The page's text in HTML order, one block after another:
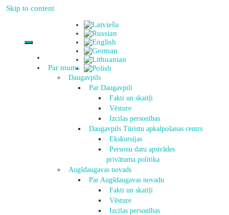
Skip to content
Par mums
Daugavpils
Par Daugavpili
Fakti un skaitļi
Vēsture
Izcilas personības
Daugavpils Tūristu apkalpošanas centrs
Ekskursijas
Personu datu apstrādes
privātuma politika
Augšdaugavas novads
Par Augšdaugavas novadu
Fakti un skaitļi
Vēsture
Izcilas personības